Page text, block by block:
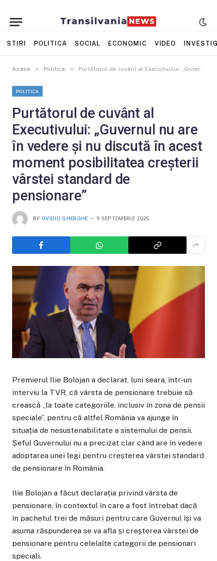
STIRI POLITICA SOCIAL ECONOMIC VIDEO
Acasa » Politica » Purtătorul de cuvânt al Executivului: „Guvernul nu are în vedere și nu discută în acest moment posibilitatea creșterii vârstei standard de pensionare”
POLITICA
Purtătorul de cuvânt al
Executivului: „Guvernul nu are
în vedere și nu discută în acest
moment posibilitatea creșterii
vârstei standard de
pensionare”
BY OVIDIU GHERGHE 9 SEPTEMBRIE 2025
Premierul Ilie Bolojan a declarat, luni seara, într-un
interviu la TVR, că vârsta de pensionare trebuie să
crească „la toate categoriile, inclusiv în zona de pensii
speciale”, pentru că altfel România va ajunge în
situația de nesustenabilitate a sistemului de pensii.
Șeful Guvernului nu a precizat clar când are în vedere
adoptarea unei legi pentru creșterea vârstei standard
de pensionare în România.
Ilie Bolojan a făcut declarația privind vârsta de
pensionare, în contextul în care a fost întrebat dacă
în pachetul trei de măsuri pentru care Guvernul își va
asuma răspunderea se va afla și creșterea vârstei de
pensionare pentru celelalte categorii de pensionari
speciali.